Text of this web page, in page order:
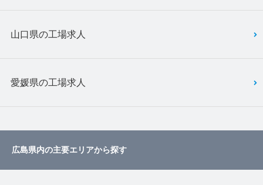
山口県の工場求人
愛媛県の工場求人
広島県内の主要エリアから探す